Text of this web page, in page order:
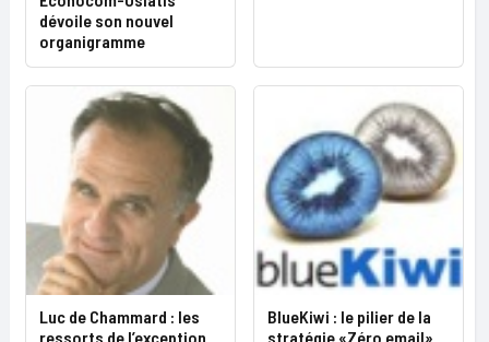
dévoile son nouvel
organigramme
Luc de Chammard : les
ressorts de l’exception
BlueKiwi : le pilier de la
stratégie «Zéro email»